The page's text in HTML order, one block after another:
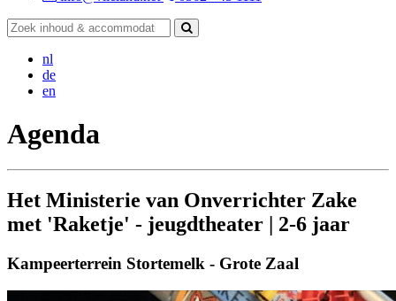
nl
de
en
Agenda
Het Ministerie van Onverrichter Zake
met 'Raketje' - jeugdtheater | 2-6 jaar
Kampeerterrein Stortemelk - Grote Zaal